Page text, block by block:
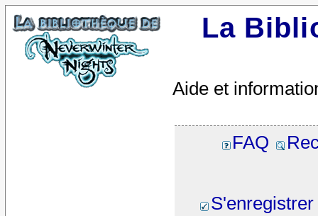
La
Aide et
FAQ
S'enregistrer